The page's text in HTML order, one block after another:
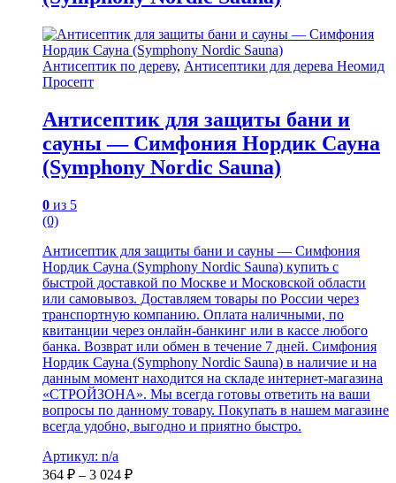
Антисептик по дереву, Антисептики для дерева Неомид
Просепт
Антисептик для защиты бани и
сауны — Симфония Нордик Сауна
(Symphony Nordic Sauna)
0 из 5
(0)
Антисептик для защиты бани и сауны — Симфония
Нордик Сауна (Symphony Nordic Sauna) купить с
быстрой доставкой по Москве и Московской области
или самовывоз. Доставляем товары по России через
транспортную компанию. Оплата наличными, по
квитанции через онлайн-банкинг или в кассе любого
банка. Возврат или обмен в течение 7 дней. Симфония
Нордик Сауна (Symphony Nordic Sauna) в наличие и на
данным момент находится на складе интернет-магазина
«СТРОЙЗОНА». Мы всегда готовы ответить на ваши
вопросы по данному товару. Покупать в нашем магазине
всегда удобно, выгодно и приятно быстро.
Артикул: n/a
364 ₽ – 3 024 ₽